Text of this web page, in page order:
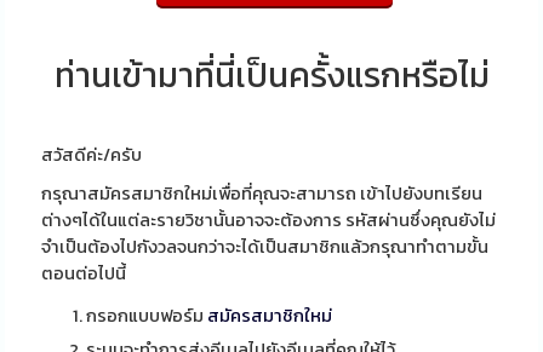
ท่านเข้ามาที่นี่เป็นครั้งแรกหรือไม่
สวัสดีค่ะ/ครับ
กรุณาสมัครสมาชิกใหม่เพื่อที่คุณจะสามารถ เข้าไปยังบทเรียน
ต่างๆได้ในแต่ละรายวิชานั้นอาจจะต้องการ รหัสผ่านซึ่งคุณยังไม่
จำเป็นต้องไปกังวลจนกว่าจะได้เป็นสมาชิกแล้วกรุณาทำตามขั้น
ตอนต่อไปนี้
กรอกแบบฟอร์ม สมัครสมาชิกใหม่